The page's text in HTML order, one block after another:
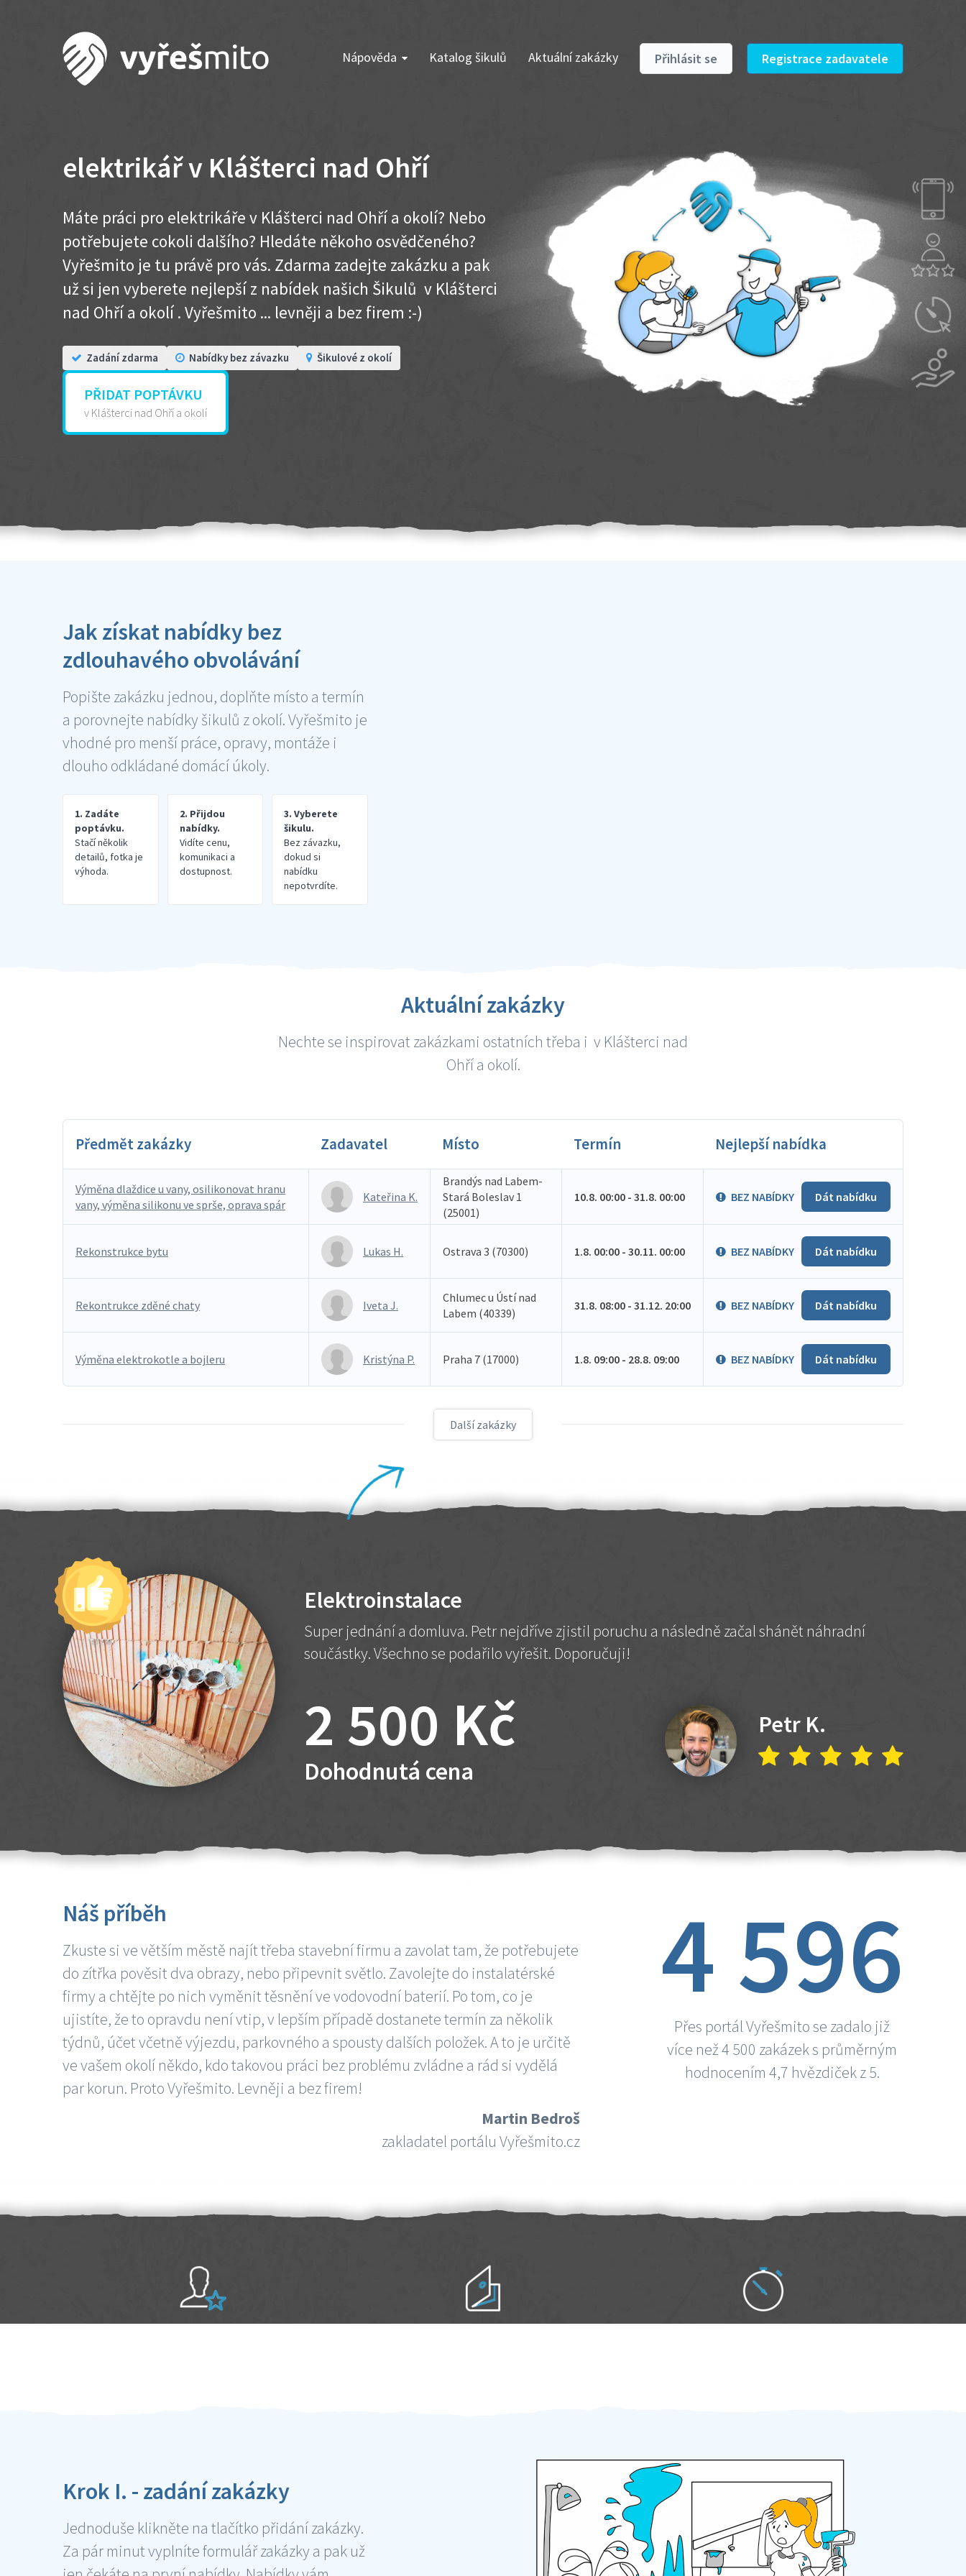
Nápověda Katalog šikulů Aktuální zakázky Přihlásit se Registrace zadavatele
elektrikář v Klášterci nad Ohří
Máte práci pro elektrikáře v Klášterci nad Ohří a okolí? Nebo
potřebujete cokoli dalšího? Hledáte někoho osvědčeného?
Vyřešmito je tu právě pro vás. Zdarma zadejte zakázku a pak
už si jen vyberete nejlepší z nabídek našich Šikulů v Klášterci
nad Ohří a okolí . Vyřešmito ... levněji a bez firem :-)
Zadání zdarma Nabídky bez závazku Šikulové z okolí
PŘIDAT POPTÁVKU
v Klášterci nad Ohří a okolí
Jak získat nabídky bez
zdlouhavého obvolávání
Popište zakázku jednou, doplňte místo a termín
a porovnejte nabídky šikulů z okolí. Vyřešmito je
vhodné pro menší práce, opravy, montáže i
dlouho odkládané domácí úkoly.
1. Zadáte
poptávku.
Stačí několik
detailů, fotka je
výhoda.
2. Přijdou
nabídky.
Vidíte cenu,
komunikaci a
dostupnost.
3. Vyberete
šikulu.
Bez závazku,
dokud si
nabídku
nepotvrdíte.
Aktuální zakázky
Nechte se inspirovat zakázkami ostatních třeba i v Klášterci nad
Ohří a okolí.
Předmět zakázky Zadavatel Místo Termín Nejlepší nabídka
Výměna dlaždice u vany, osilikonovat hranu
vany, výměna silikonu ve sprše, oprava spár
Kateřina K.
Brandýs nad Labem-
Stará Boleslav 1
(25001)
10.8. 00:00 - 31.8. 00:00 BEZ NABÍDKY Dát nabídku
Rekonstrukce bytu Lukas H. Ostrava 3 (70300) 1.8. 00:00 - 30.11. 00:00 BEZ NABÍDKY Dát nabídku
Rekontrukce zděné chaty Iveta J.
Chlumec u Ústí nad
Labem (40339)
31.8. 08:00 - 31.12. 20:00 BEZ NABÍDKY Dát nabídku
Výměna elektrokotle a bojleru Kristýna P. Praha 7 (17000) 1.8. 09:00 - 28.8. 09:00 BEZ NABÍDKY Dát nabídku
Další zakázky
Elektroinstalace
Super jednání a domluva. Petr nejdříve zjistil poruchu a následně začal shánět náhradní
součástky. Všechno se podařilo vyřešit. Doporučuji!
2 500 Kč
Dohodnutá cena
Petr K.
Náš příběh
Zkuste si ve větším městě najít třeba stavební firmu a zavolat tam, že potřebujete
do zítřka pověsit dva obrazy, nebo připevnit světlo. Zavolejte do instalatérské
firmy a chtějte po nich vyměnit těsnění ve vodovodní baterií. Po tom, co je
ujistíte, že to opravdu není vtip, v lepším případě dostanete termín za několik
týdnů, účet včetně výjezdu, parkovného a spousty dalších položek. A to je určitě
ve vašem okolí někdo, kdo takovou práci bez problému zvládne a rád si vydělá
par korun. Proto Vyřešmito. Levněji a bez firem!
Martin Bedroš
zakladatel portálu Vyřešmito.cz
4 596
Přes portál Vyřešmito se zadalo již
více než 4 500 zakázek s průměrným
hodnocením 4,7 hvězdiček z 5.
Krok I. - zadání zakázky
Jednoduše klikněte na tlačítko přidání zakázky.
Za pár minut vyplníte formulář zakázky a pak už